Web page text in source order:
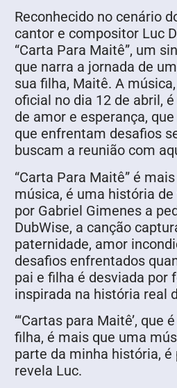
Reconhecido no cenário
cantor e compositor Luc
“Carta Para Maitê”, um
que narra a jornada de
sua filha, Maitê. A
oficial no dia 12 de abril,
de amor e esperança,
que enfrentam desafios
buscam a reunião com
“Carta Para Maitê” é
música, é uma história
por Gabriel Gimenes a
DubWise, a canção
paternidade, amor
desafios enfrentados
pai e filha é desviada por
inspirada na história real
“‘Cartas para Maitê’, que
filha, é mais que uma
parte da minha história, é
revela Luc.